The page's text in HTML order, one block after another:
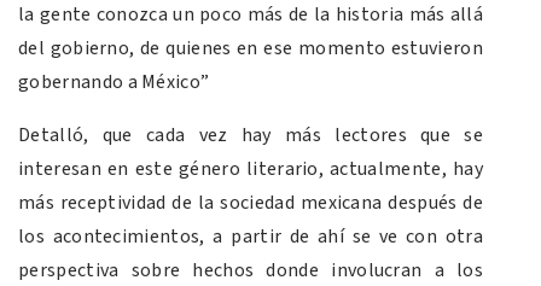
la gente conozca un poco más de la historia más allá
del gobierno, de quienes en ese momento estuvieron
gobernando a México”
Detalló, que cada vez hay más lectores que se
interesan en este género literario, actualmente, hay
más receptividad de la sociedad mexicana después de
los acontecimientos, a partir de ahí se ve con otra
perspectiva sobre hechos donde involucran a los